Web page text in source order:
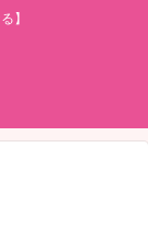
】